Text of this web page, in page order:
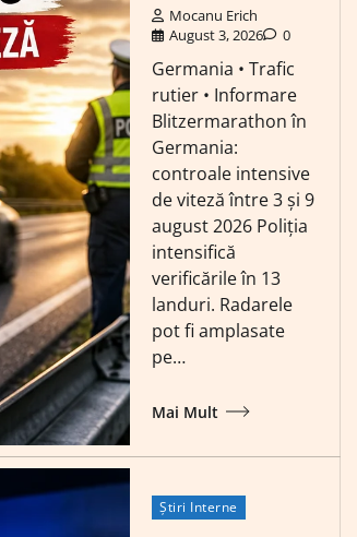
Mocanu Erich
August 3, 2026
0
Germania • Trafic
rutier • Informare
Blitzermarathon în
Germania:
controale intensive
de viteză între 3 și 9
august 2026 Poliția
intensifică
verificările în 13
landuri. Radarele
pot fi amplasate
pe…
Mai Mult
Știri Interne